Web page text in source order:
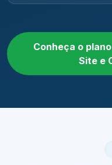
Conheça o
Site e